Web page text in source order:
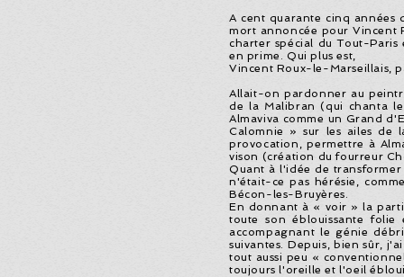
A cent quarante cinq années
mort annoncée pour Vincent
charter spécial du Tout-Paris
en prime. Qui plus est,
Vincent Roux-le-Marseillais,
Allait-on pardonner au
de la Malibran (qui chanta
Almaviva comme un Grand
Calomnie » sur les ailes de
provocation, permettre à
vison (création du fourreur
Quant à l'idée de
n'était-ce pas hérésie,
Bécon-les-Bruyères.
En donnant à « voir » la
toute son éblouissante
accompagnant le génie
suivantes. Depuis, bien sûr,
tout aussi peu «
toujours l'oreille et l'oeil